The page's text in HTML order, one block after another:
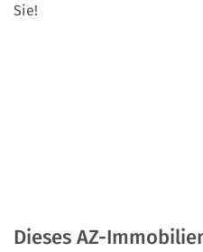
Sie!
Dieses AZ-